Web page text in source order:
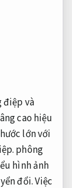
điệp và
cao hiệu
lớn với
phông
hình ảnh
đổi.Việc